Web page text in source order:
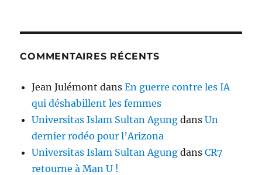
COMMENTAIRES RÉCENTS
Jean Julémont dansEn guerre contre les IA
qui déshabillent les femmes
Universitas Islam Sultan Agung dansUn
dernier rodéo pour l’Arizona
Universitas Islam Sultan Agung dansCR7
retourne à Man U !